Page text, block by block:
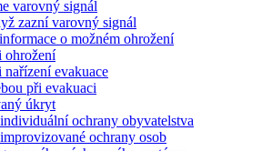
varovný signál
zazní varovný signál
o možném ohrožení
ohrožení
nařízení evakuace
při evakuaci
úkryt
ochrany obyvatelstva
ochrany osob